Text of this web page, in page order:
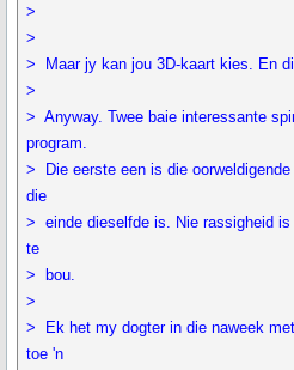
>
>
> Maar jy kan jou 3D-kaart kies. En
>
> Anyway. Twee baie interessante
program.
> Die eerste een is die
die
> einde dieselfde is. Nie rassigheid
te
> bou.
>
> Ek het my dogter in die naweek
toe 'n